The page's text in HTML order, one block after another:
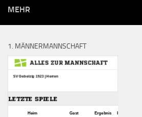
MEHR
1. MÄNNERMANNSCHAFT